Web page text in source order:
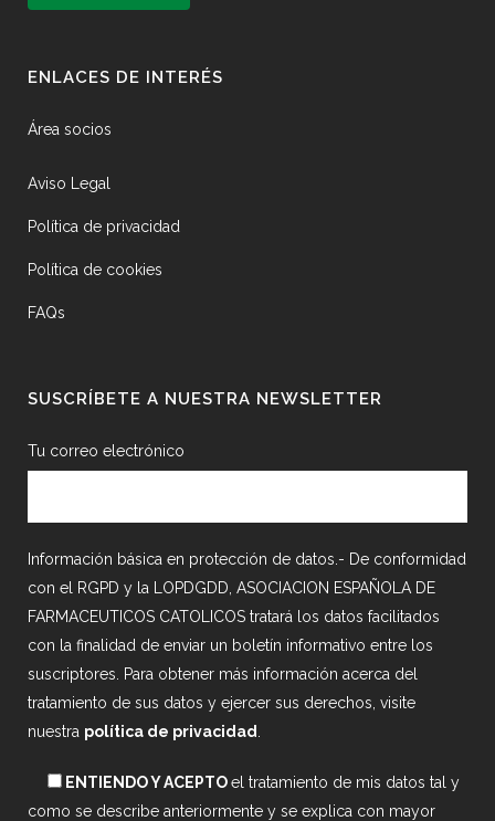
ENLACES DE INTERÉS
Área socios
Aviso Legal
Política de privacidad
Política de cookies
FAQs
SUSCRÍBETE A NUESTRA NEWSLETTER
Tu correo electrónico
Información básica en protección de datos.- De conformidad
con el RGPD y la LOPDGDD, ASOCIACION ESPAÑOLA DE
FARMACEUTICOS CATOLICOS tratará los datos facilitados
con la finalidad de enviar un boletín informativo entre los
suscriptores. Para obtener más información acerca del
tratamiento de sus datos y ejercer sus derechos, visite
nuestra política de privacidad
ENTIENDO Y ACEPTOel tratamiento de mis datos tal y
como se describe anteriormente y se explica con mayor